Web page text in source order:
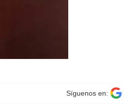
Síguenos en: